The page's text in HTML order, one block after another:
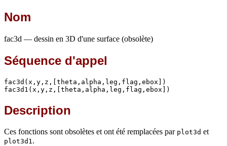
Nom
fac3d — dessin en 3D d'une surface (obsolète)
Séquence d'appel
fac3d(x,y,z,[theta,alpha,leg,flag,ebox])
fac3d1(x,y,z,[theta,alpha,leg,flag,ebox])
Description
Ces fonctions sont obsolètes et ont été remplacées par plot3d et
plot3d1.